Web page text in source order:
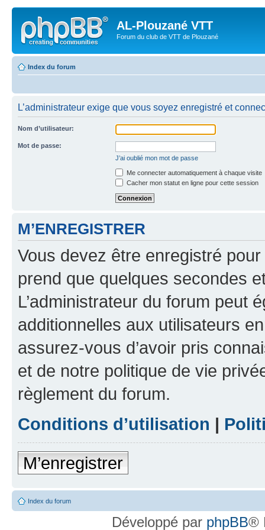
AL-Plouzané VTT
Forum du club de VTT de Plouzané
Index du forum
L’administrateur exige que vous soyez enregistré et
Nom d’utilisateur:
Mot de passe:
J’ai oublié mon mot de passe
Me connecter automatiquement à chaque visite
Cacher mon statut en ligne pour cette session
M’ENREGISTRER
Vous devez être enregistré
prend que quelques secondes
L’administrateur du forum peut
additionnelles aux utilisateurs
assurez-vous d’avoir pris
et de notre politique de vie
règlement du forum.
Conditions d’utilisation |
M’enregistrer
Index du forum
Développé par phpBB®